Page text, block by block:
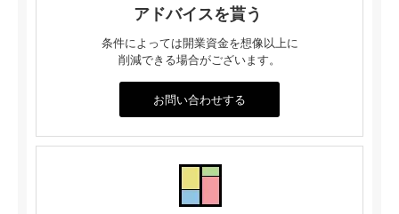
アドバイスを貰う
条件によっては開業資金を想像以上に
削減できる場合がございます。
お問い合わせする